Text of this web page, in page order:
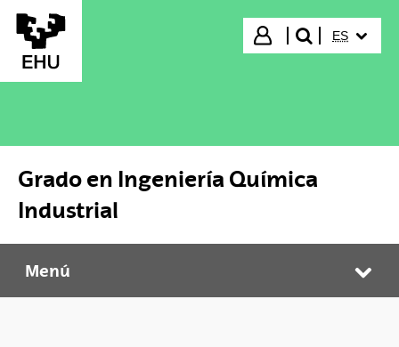
Saltar al contenido principal
Iniciar sesión
buscar"
ES
Grado en Ingeniería Química
Industrial
Grado en Ingeniería Química Industrial
Menú